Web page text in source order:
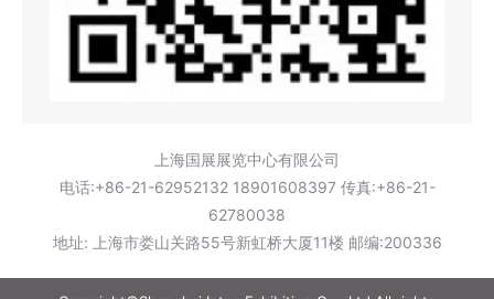
上海国展展览中心有限公司
电话:+86-21-62952132 18901608397 传真:+86-21-
62780038
地址: 上海市娄山关路55号新虹桥大厦11楼 邮编:200336